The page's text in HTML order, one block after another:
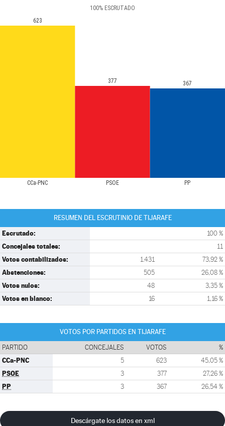
100% ESCRUTADO
CCa-PNC PSOE PP
623
377 367
RESUMEN DEL ESCRUTINIO DE TIJARAFE
Escrutado: 100 %
Concejales totales: 11
Votos contabilizados: 1.431 73,92 %
Abstenciones: 505 26,08 %
Votos nulos: 48 3,35 %
Votos en blanco: 16 1,16 %
VOTOS POR PARTIDOS EN TIJARAFE
PARTIDO CONCEJALES VOTOS %
CCa-PNC 5 623 45,05 %
PSOE 3 377 27,26 %
PP 3 367 26,54 %
Descárgate los datos en xml